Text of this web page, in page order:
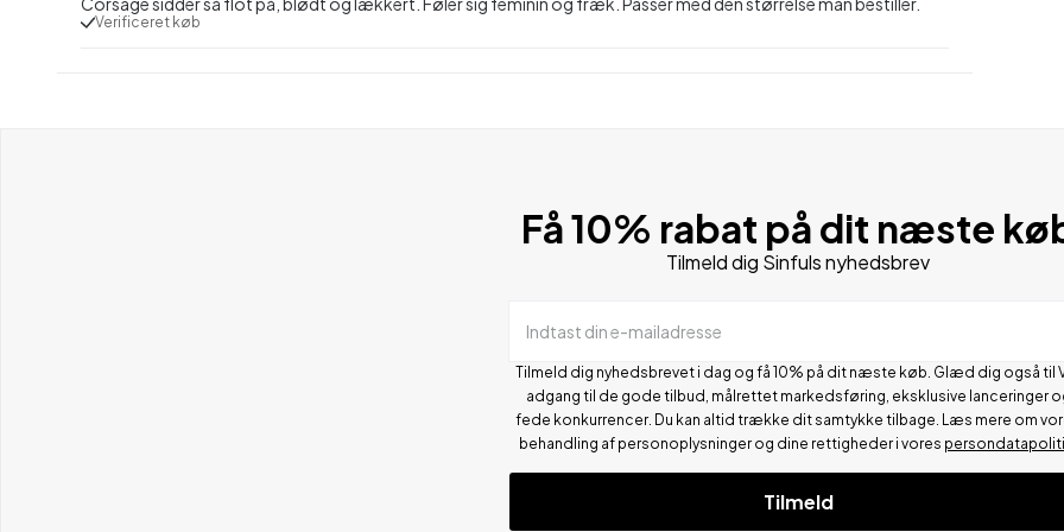
Verificeret køb
Få 10% rabat på dit næste
Tilmeld dig Sinfuls nyhedsbrev
Indtast din e-mailadresse
Tilmeld dig nyhedsbrevet i dag og få 10% på dit næste køb. Glæd dig også til
adgang til de gode tilbud, målrettet markedsføring, eksklusive lanceringer
fede konkurrencer. Du kan altid trække dit samtykke tilbage. Læs mere om
behandling af personoplysninger og dine rettigheder i vores
Tilmeld